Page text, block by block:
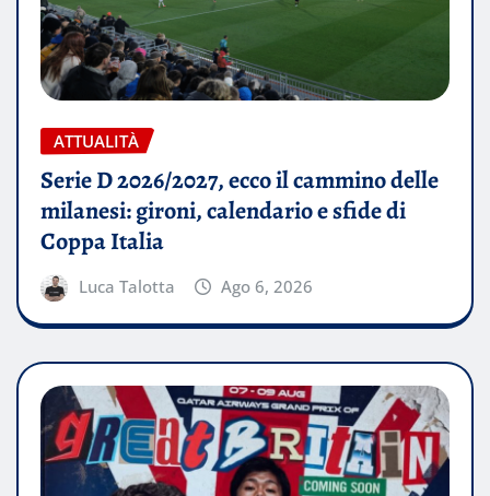
ATTUALITÀ
Serie D 2026/2027, ecco il cammino delle
milanesi: gironi, calendario e sfide di
Coppa Italia
Luca Talotta Ago 6, 2026